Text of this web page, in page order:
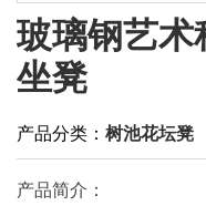
玻璃钢艺术
坐凳
产品分类： 树池花坛凳
产品简介：